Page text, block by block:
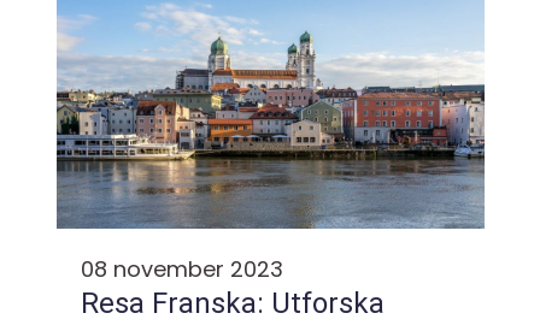
08 november 2023
Resa Franska: Utforska